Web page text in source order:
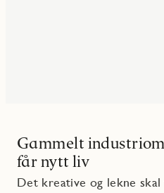
Gammelt
får nytt liv
Det kreative og lekne